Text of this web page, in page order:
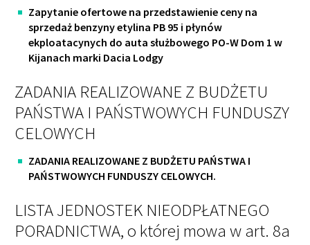
Zapytanie ofertowe na przedstawienie ceny na
sprzedaż benzyny etylina PB 95 i płynów
ekploatacynych do auta służbowego PO-W Dom 1 w
Kijanach marki Dacia Lodgy
ZADANIA REALIZOWANE Z BUDŻETU
PAŃSTWA I PAŃSTWOWYCH FUNDUSZY
CELOWYCH
ZADANIA REALIZOWANE Z BUDŻETU PAŃSTWA I
PAŃSTWOWYCH FUNDUSZY CELOWYCH.
LISTA JEDNOSTEK NIEODPŁATNEGO
PORADNICTWA, o której mowa w art. 8a